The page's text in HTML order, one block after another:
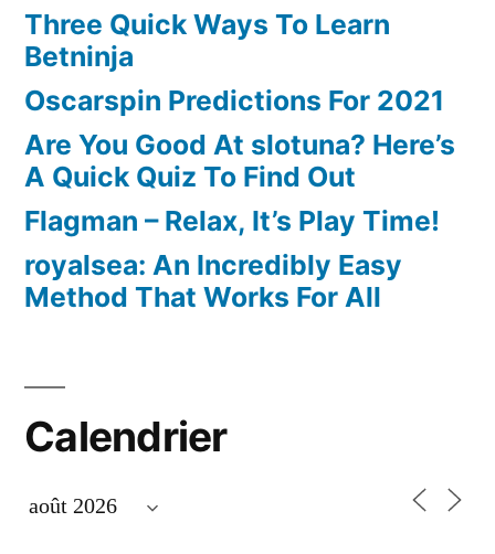
Three Quick Ways To Learn
Betninja
Oscarspin Predictions For 2021
Are You Good At slotuna? Here’s
A Quick Quiz To Find Out
Flagman – Relax, It’s Play Time!
royalsea: An Incredibly Easy
Method That Works For All
Calendrier